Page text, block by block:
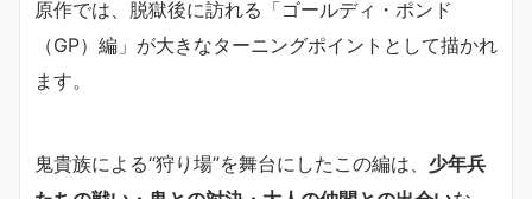
原作では、脱獄後に訪れる「ゴールディ・ポンド
（GP）編」が大きなターニングポイントとして描かれ
ます。
鬼貴族による“狩り場”を舞台にしたこの編は、 少年兵